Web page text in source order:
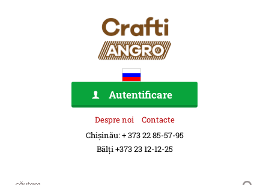
Autentificare
Despre noi
Contacte
Chișinău: + 373 22 85-57-95
Bălți +373 23 12-12-25